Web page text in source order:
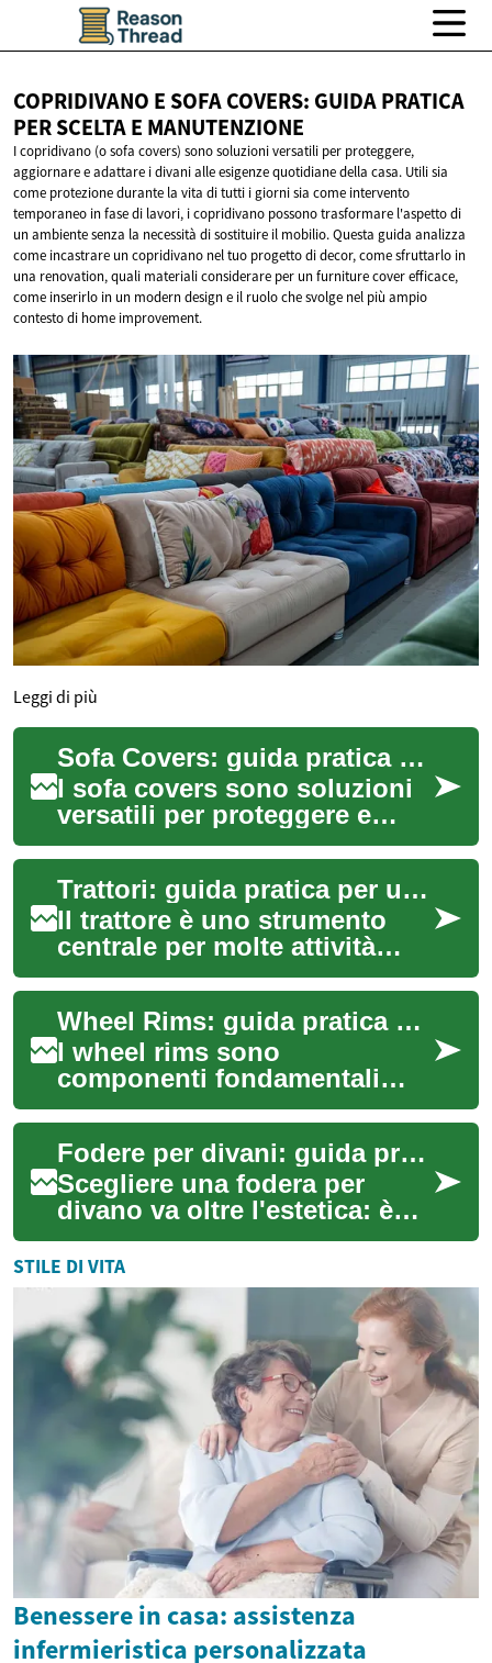
COPRIDIVANO E SOFA COVERS: GUIDA PRATICA
PER SCELTAE MANUTENZIONE
I copridivano (o sofa covers) sono soluzioni versatili per proteggere,
aggiornare e adattare i divani alle esigenze quotidiane della casa. Utili sia
come protezione durante la vita di tutti i giorni sia come intervento
temporaneo in fase di lavori, i copridivano possono trasformare l'aspetto di
un ambiente senza la necessità di sostituire il mobilio. Questa guida analizza
come incastrare un copridivano nel tuo progetto di decor, come sfruttarlo in
una renovation, quali materiali considerare per un furniture cover efficace,
come inserirlo in un modern design e il ruolo che svolge nel più ampio
contesto di home improvement.
Leggi di più
Sofa Covers: guida pratica per copridivani e stile casa
I sofa covers sono soluzioni
versatili per proteggere e
rinnovare il divano senza
interventi strutturali.
Consentono ...
Trattori: guida pratica per uso, scelta e manutenzione
Il trattore è uno strumento
centrale per molte attività
agricole, dalla lavorazione del
terreno alla movimentazione
d...
Wheel Rims: guida pratica per scelta e manutenzione
I wheel rims sono
componenti fondamentali
della vettura che influenzano
estetica, sicurezza e
prestazioni. In questo ...
Fodere per divani: guida pratica per scelta e manutenzione
Scegliere una fodera per
divano va oltre l'estetica: è
una soluzione pratica per
proteggere i mobili,
aggiornare il d...
STILE DI VITA
Benessere in casa: assistenza
infermieristica personalizzata